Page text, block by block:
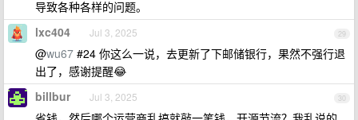
导致各种各样的问题。
29
lxc404 Jul 3, 2025
@wu67 #24 你这么一说，去更新了下邮储银行，果然不强行退
出了，感谢提醒😂
30
billbur Jul 3, 2025